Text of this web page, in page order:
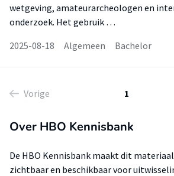
wetgeving, amateurarcheologen en
onderzoek. Het gebruik …
2025-08-18
Algemeen Bachelor
Vorige 1
Over HBO Kennisbank
De HBO Kennisbank maakt dit
zichtbaar en beschikbaar voor